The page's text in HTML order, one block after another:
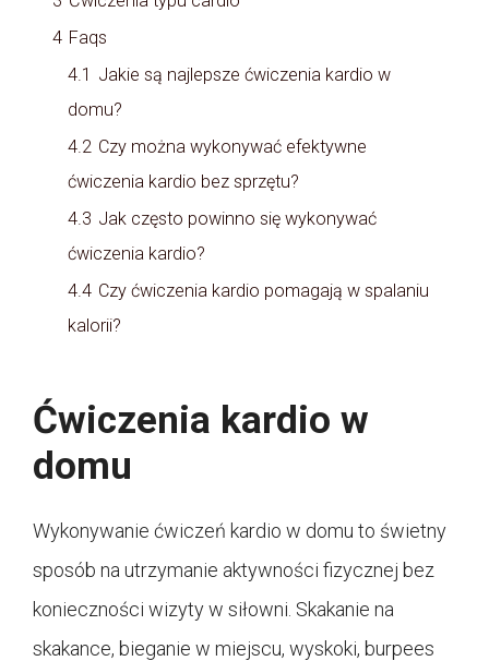
4 Faqs
4.1 Jakie są najlepsze ćwiczenia kardio w
domu?
4.2 Czy można wykonywać efektywne
ćwiczenia kardio bez sprzętu?
4.3 Jak często powinno się wykonywać
ćwiczenia kardio?
4.4 Czy ćwiczenia kardio pomagają w spalaniu
kalorii?
Ćwiczenia kardio w
domu
Wykonywanie ćwiczeń kardio w domu to świetny
sposób na utrzymanie aktywności fizycznej bez
konieczności wizyty w siłowni. Skakanie na
skakance, bieganie w miejscu, wyskoki, burpees